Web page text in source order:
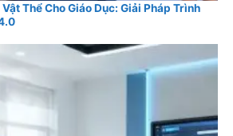
Thể Cho Giáo Dục: Giải Pháp Trình